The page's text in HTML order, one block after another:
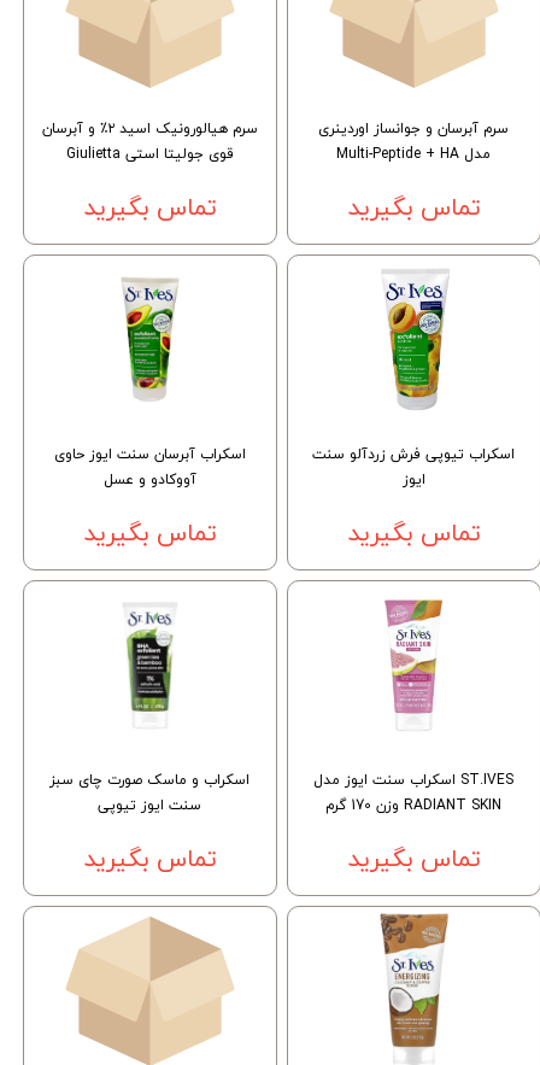
سرم آبرسان و جوانساز اوردینری
مدل Multi-Peptide + HA
تماس بگیرید
سرم هیالورونیک اسید ۲٪ و آبرسان
قوی جولیتا استی Giulietta
تماس بگیرید
اسکراب تیوپی فرش زردآلو سنت
ایوز
تماس بگیرید
اسکراب آبرسان سنت ایوز حاوی
آووکادو و عسل
تماس بگیرید
ST.IVES اسکراب سنت ایوز مدل
RADIANT SKIN وزن 170 گرم
تماس بگیرید
اسکراب و ماسک صورت چای سبز
سنت ایوز تیوپی
تماس بگیرید